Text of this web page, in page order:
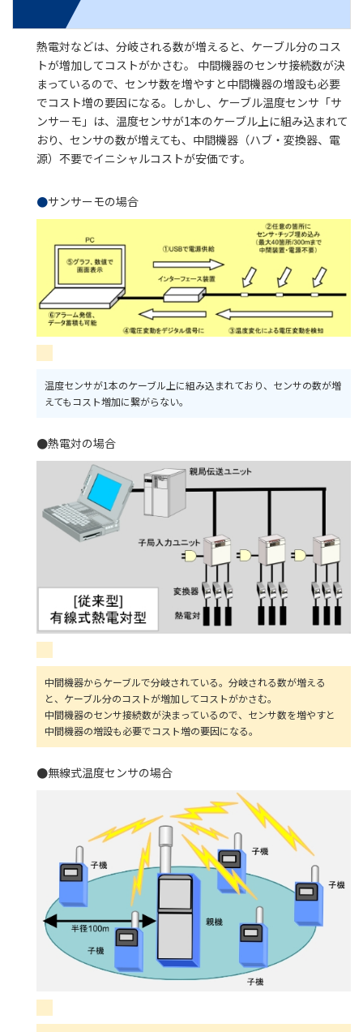
熱電対などは、分岐される数が増えると、ケーブル分のコス
トが増加してコストがかさむ。 中間機器のセンサ接続数が決
まっているので、センサ数を増やすと中間機器の増設も必要
でコスト増の要因になる。しかし、ケーブル温度センサ「サ
ンサーモ」は、温度センサが1本のケーブル上に組み込まれて
おり、センサの数が増えても、中間機器（ハブ・変換器、電
源）不要でイニシャルコストが安価です。
●サンサーモの場合
温度センサが1本のケーブル上に組み込まれており、センサの数が増
えてもコスト増加に繋がらない。
●熱電対の場合
中間機器からケーブルで分岐されている。分岐される数が増える
と、ケーブル分のコストが増加してコストがかさむ。
中間機器のセンサ接続数が決まっているので、センサ数を増やすと
中間機器の増設も必要でコスト増の要因になる。
●無線式温度センサの場合